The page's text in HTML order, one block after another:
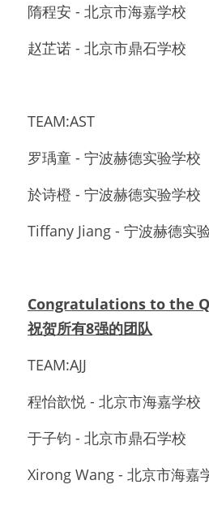
隋程安 - 北京市海嘉学校
赵芷诺 - 北京市鼎石学校
TEAM:AST
罗瑀童 - 宁波赫德实验学校
於诗橙 - 宁波赫德实验学校
Tiffany Jiang - 宁波赫德实
Congratulations to the
祝贺所有8强的团队
TEAM:AJJ
程怡歆悦 - 北京市海嘉学校
于子钧 - 北京市鼎石学校
Xirong Wang - 北京市海嘉